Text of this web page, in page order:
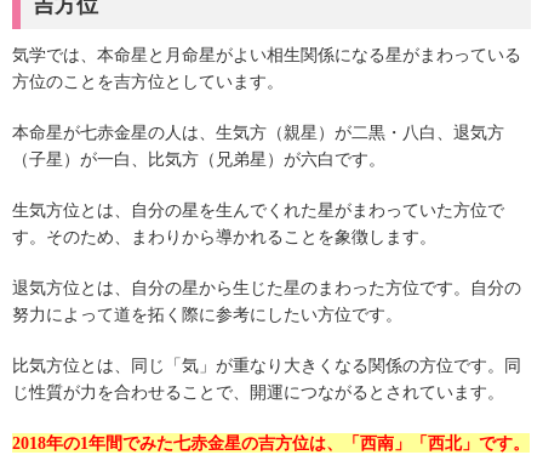
吉方位
気学では、本命星と月命星がよい相生関係になる星がまわっている
方位のことを吉方位としています。
本命星が七赤金星の人は、生気方（親星）が二黒・八白、退気方
（子星）が一白、比気方（兄弟星）が六白です。
生気方位とは、自分の星を生んでくれた星がまわっていた方位で
す。そのため、まわりから導かれることを象徴します。
退気方位とは、自分の星から生じた星のまわった方位です。自分の
努力によって道を拓く際に参考にしたい方位です。
比気方位とは、同じ「気」が重なり大きくなる関係の方位です。同
じ性質が力を合わせることで、開運につながるとされています。
2018年の1年間でみた七赤金星の吉方位は、「西南」「西北」です。